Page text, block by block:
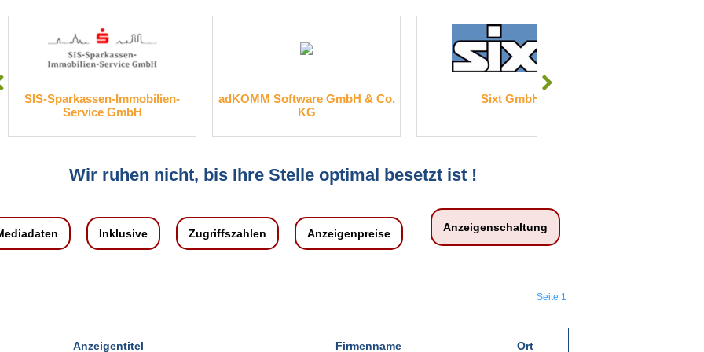
SIS-Sparkassen-Immobilien-
Service GmbH
adKOMM Software GmbH & Co.
KG
Sixt GmbH
Wir ruhen nicht, bis Ihre Stelle optimal besetzt ist !
Inklusive Zugriffszahlen Anzeigenpreise Anzeigenschaltung
Seite 1
Anzeigentitel Firmenname Ort